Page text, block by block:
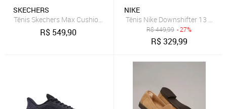
SKECHERS
Tênis Skechers Max Cushioning Endeavour Feminino Cinza
R$ 549,90
NIKE
Tênis Nike Downshifter 13
R$449,99 - 27%
R$329,99